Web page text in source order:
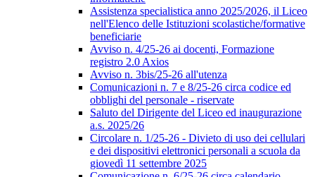
Assistenza specialistica anno 2025/2026, il Liceo
nell'Elenco delle Istituzioni scolastiche/formative
beneficiarie
Avviso n. 4/25-26 ai docenti, Formazione
registro 2.0 Axios
Avviso n. 3bis/25-26 all'utenza
Comunicazioni n. 7 e 8/25-26 circa codice ed
obblighi del personale - riservate
Saluto del Dirigente del Liceo ed inaugurazione
a.s. 2025/26
Circolare n. 1/25-26 - Divieto di uso dei cellulari
e dei dispositivi elettronici personali a scuola da
giovedì 11 settembre 2025